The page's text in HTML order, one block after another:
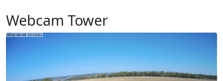
Webcam Tower